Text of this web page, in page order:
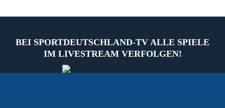
BEI SPORTDEUTSCHLAND-TV ALLE SPIELE
IM LIVESTREAM VERFOLGEN!